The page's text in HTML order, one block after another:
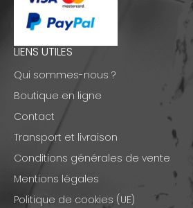
LIENS UTILES
Qui sommes-nous ?
Boutique en ligne
Contact
Transport et livraison
Conditions générales de vente
Mentions légales
Politique de cookies (UE)